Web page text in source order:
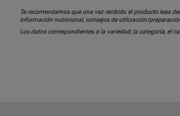
Te recomendamos que una vez recibido el producto leas
información nutricional, consejos de utilización/
Los datos correspondientes a la variedad, la categoría, el